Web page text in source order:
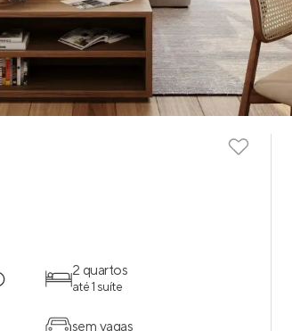
2 quartos
até 1 suíte
sem vagas